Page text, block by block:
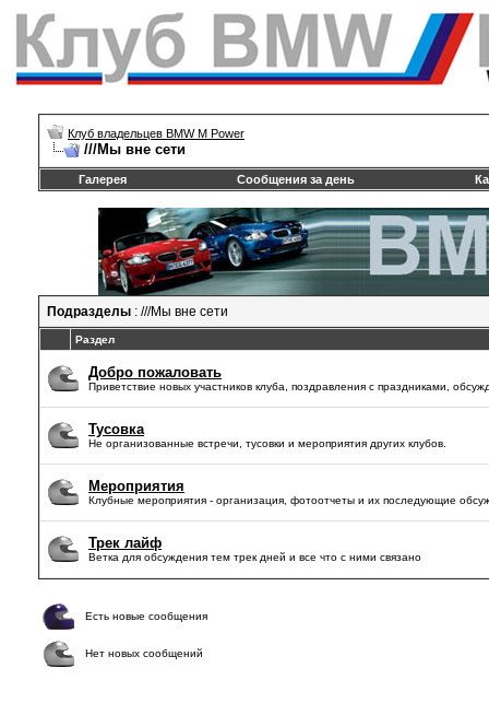
Клуб владельцев BMW M Power
///Mы вне сети
Галерея Сообщения за день
Подразделы : ///Mы вне сети
Раздел
Добро пожаловать
Приветствие новых участников клуба, поздравления с праздниками,
Тусовка
Не организованные встречи, тусовки и мероприятия других клубов.
Мероприятия
Клубные мероприятия - организация, фотоотчеты и их последующие
Трек лайф
Ветка для обсуждения тем трек дней и все что с ними связано
Есть новые сообщения
Нет новых сообщений